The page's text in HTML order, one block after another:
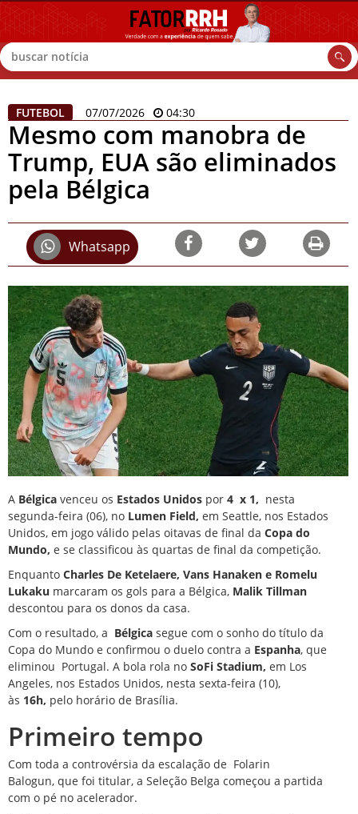
Buscar
FUTEBOL 07/07/2026 04:30
Mesmo com manobra de
Trump, EUA são eliminados
pela Bélgica
Whatsapp
A Bélgica venceu os Estados Unidos por 4 x 1, nesta
segunda-feira (06), no Lumen Field, em Seattle, nos Estados
Unidos, em jogo válido pelas oitavas de final da Copa do
Mundo, e se classificou às quartas de final da competição.
Enquanto Charles De Ketelaere, Vans Hanaken e Romelu
Lukaku marcaram os gols para a Bélgica, Malik Tillman
descontou para os donos da casa.
Com o resultado, a Bélgica segue com o sonho do título da
Copa do Mundo e confirmou o duelo contra a Espanha, que
eliminou Portugal. A bola rola no SoFi Stadium, em Los
Angeles, nos Estados Unidos, nesta sexta-feira (10),
às 16h, pelo horário de Brasília.
Primeiro tempo
Com toda a controvérsia da escalação de Folarin
Balogun, que foi titular, a Seleção Belga começou a partida
com o pé no acelerador.